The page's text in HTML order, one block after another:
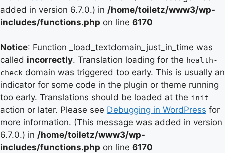
added in version 6.7.0.) in /home/toiletz/www3/wp-
includes/functions.php on line 6170
Notice: Function _load_textdomain_just_in_time was
called incorrectly. Translation loading for the health-
check domain was triggered too early. This is usually an
indicator for some code in the plugin or theme running
too early. Translations should be loaded at the init
action or later. Please see Debugging in WordPress for
more information. (This message was added in version
6.7.0.) in /home/toiletz/www3/wp-
includes/functions.php on line 6170